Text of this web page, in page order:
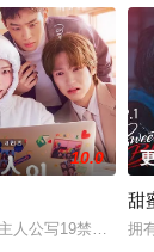
10.0
人公写19禁BL小说
甜
拥